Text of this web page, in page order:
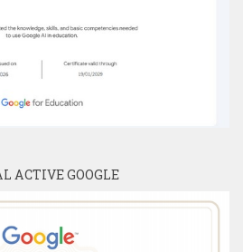
ACTIVE GOOGLE